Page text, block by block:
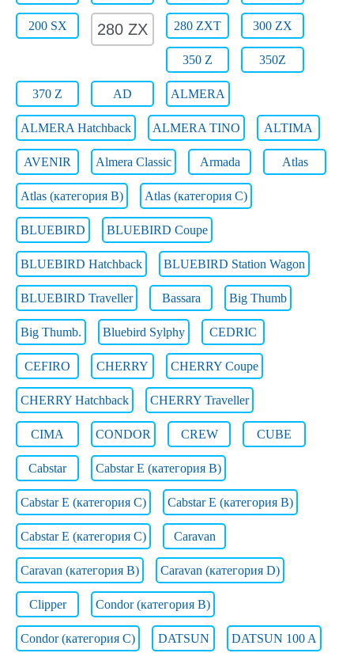
200 SX 280 ZX 280 ZXT 300 ZX
350 Z 350Z
370 Z AD ALMERA
ALMERA Hatchback ALMERA TINO ALTIMA
AVENIR Almera Classic Armada Atlas
Atlas (категория B) Atlas (категория C)
BLUEBIRD BLUEBIRD Coupe
BLUEBIRD Hatchback BLUEBIRD Station Wagon
BLUEBIRD Traveller Bassara Big Thumb
Big Thumb. Bluebird Sylphy CEDRIC
CEFIRO CHERRY CHERRY Coupe
CHERRY Hatchback CHERRY Traveller
CIMA CONDOR CREW CUBE
Cabstar Cabstar E (категория B)
Cabstar E (категория C) Cabstar E (категория В)
Cabstar E (категория С) Caravan
Caravan (категория B) Caravan (категория D)
Clipper Condor (категория B)
Condor (категория C) DATSUN DATSUN 100 A